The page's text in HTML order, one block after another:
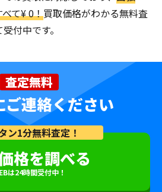
て¥ 0！買取価格がわかる無料査
付中です。
査定無料
ご連絡ください
ン1分無料査定！
格を調べる
は24時間受付中！